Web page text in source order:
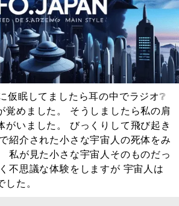
仮眠してましたら耳の中でラジオ❔
覚めました。 そうしましたら私の肩
がいました。 びっくりして飛び起き
紹介された小さな宇宙人の死体をみ
私が見た小さな宇宙人そのものだっ
不思議な体験をしますが 宇宙人は
した。